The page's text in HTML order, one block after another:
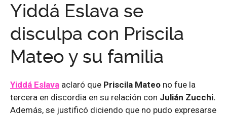
Yiddá Eslava se
disculpa con Priscila
Mateo y su familia
Yiddá Eslava aclaró que Priscila Mateo no fue la
tercera en discordia en su relación con Julián Zucchi.
Además, se justificó diciendo que no pudo expresarse